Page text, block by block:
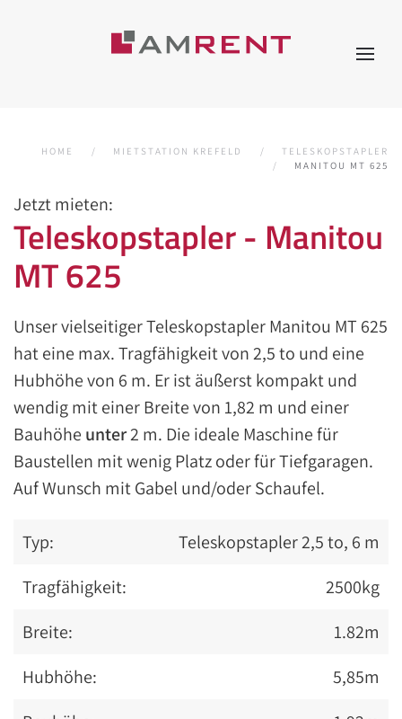
HOME MIETSTATION KREFELD
TELESKOPSTAPLER
MANITOU MT 625
Jetzt mieten:
Teleskopstapler - Manitou
MT 625
Unser vielseitiger Teleskopstapler Manitou MT 625
hat eine max. Tragfähigkeit von 2,5 to und eine
Hubhöhe von 6 m. Er ist äußerst kompakt und
wendig mit einer Breite von 1,82 m und einer
Bauhöhe unter2 m. Die ideale Maschine für
Baustellen mit wenig Platz oder für Tiefgaragen.
Auf Wunsch mit Gabel und/oder Schaufel.
Typ:
Teleskopstapler 2,5 to, 6 m
Tragfähigkeit:
2500kg
Breite:
1.82m
Hubhöhe:
5,85m